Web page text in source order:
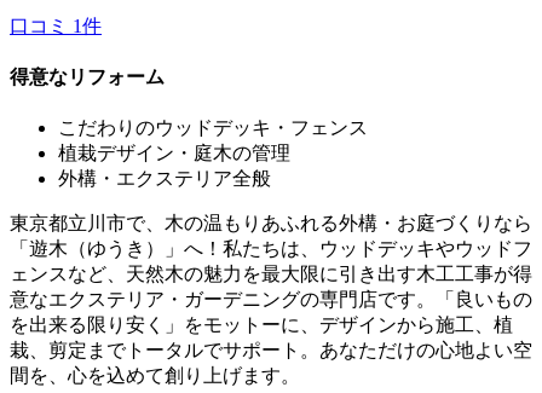
口コミ 1件
得意なリフォーム
こだわりのウッドデッキ・フェンス
植栽デザイン・庭木の管理
外構・エクステリア全般
東京都立川市で、木の温もりあふれる外構・お庭づくりなら
「遊木（ゆうき）」へ！私たちは、ウッドデッキやウッドフ
ェンスなど、天然木の魅力を最大限に引き出す木工工事が得
意なエクステリア・ガーデニングの専門店です。「良いもの
を出来る限り安く」をモットーに、デザインから施工、植
栽、剪定までトータルでサポート。あなただけの心地よい空
間を、心を込めて創り上げます。